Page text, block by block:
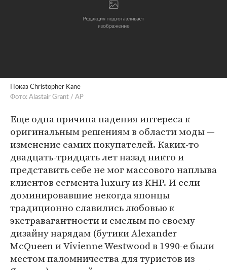
Показ Christopher Kane
Фото: Alastair Grant / AP
Еще одна причина падения интереса к
оригинальным решениям в области моды —
изменение самих покупателей. Каких-то
двадцать-тридцать лет назад никто и
представить себе не мог массового наплыва
клиентов сегмента luxury из КНР. И если
доминировавшие некогда японцы
традиционно славились любовью к
экстравагантности и смелым по своему
дизайну нарядам (бутики Alexander
McQueen и Vivienne Westwood в 1990-е были
местом паломничества для туристов из